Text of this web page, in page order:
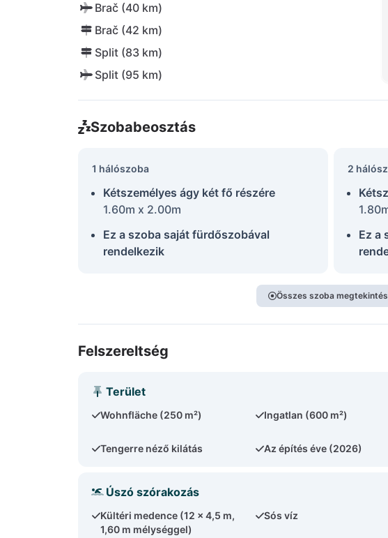
Brač (40 km)
Brač (42 km)
Split (83 km)
Split (95 km)
Szobabeosztás
1 hálószoba
Kétszemélyes ágy két fő részére
1.60m x 2.00m
Ez a szoba saját fürdőszobával
rendelkezik
2
Ez a
Összes szoba
Felszereltség
Terület
Wohnfläche (250 m²) Ingatlan (600 m²)
Tengerre néző kilátás
Az építés éve (2026)
Úszó szórakozás
Kültéri medence (12 x 4,5 m,
1,60 m mélységgel)
Sós víz